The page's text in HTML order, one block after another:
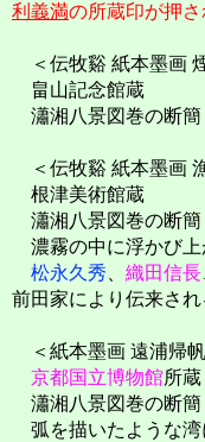
利義満の所蔵印が押さ
＜伝牧谿 紙本墨画
畠山記念館蔵
瀟湘八景図巻の断簡
＜伝牧谿 紙本墨画
根津美術館蔵
瀟湘八景図巻の断簡
濃霧の中に浮かび上
松永久秀
織田信長
前田家により伝来され
＜紙本墨画 遠浦帰
京都国立博物館所蔵
瀟湘八景図巻の断簡
弧を描いたような湾